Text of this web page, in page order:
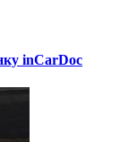
inCarDoc